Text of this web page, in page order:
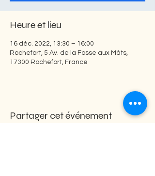
Heure et lieu
16 déc. 2022, 13:30 – 16:00
Rochefort, 5 Av. de la Fosse aux Mâts,
17300 Rochefort, France
Partager cet événement